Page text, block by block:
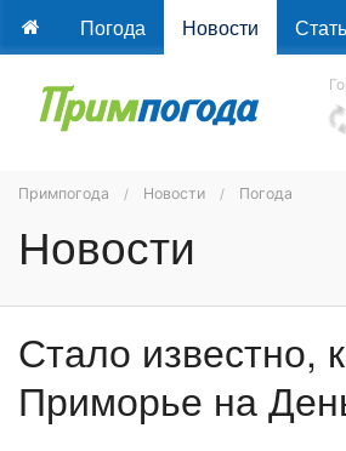
Погода Новости
Примпогода Новости Погода
Новости
Стало известно,
Приморье на